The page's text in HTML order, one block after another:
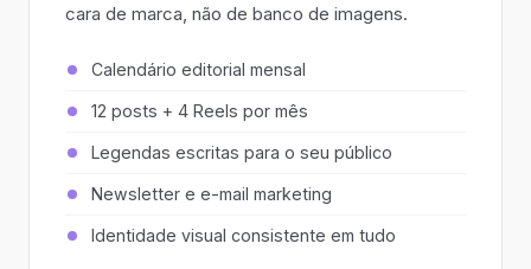
cara de marca, não de banco de imagens.
Calendário editorial mensal
12 posts + 4 Reels por mês
Legendas escritas para o seu público
Newsletter e e-mail marketing
Identidade visual consistente em tudo